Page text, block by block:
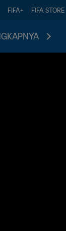
FIFA+ FIFA STORE